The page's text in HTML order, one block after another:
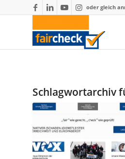
oder gleich
Schlagwortarchiv